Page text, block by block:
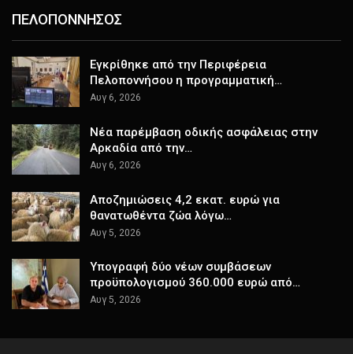
ΠΕΛΟΠΟΝΝΗΣΟΣ
Εγκρίθηκε από την Περιφέρεια
Πελοποννήσου η προγραμματική…
Αυγ 6, 2026
Νέα παρέμβαση οδικής ασφάλειας στην
Αρκαδία από την…
Αυγ 6, 2026
Αποζημιώσεις 4,2 εκατ. ευρώ για
θανατωθέντα ζώα λόγω…
Αυγ 5, 2026
Υπογραφή δύο νέων συμβάσεων
προϋπολογισμού 360.000 ευρώ από…
Αυγ 5, 2026